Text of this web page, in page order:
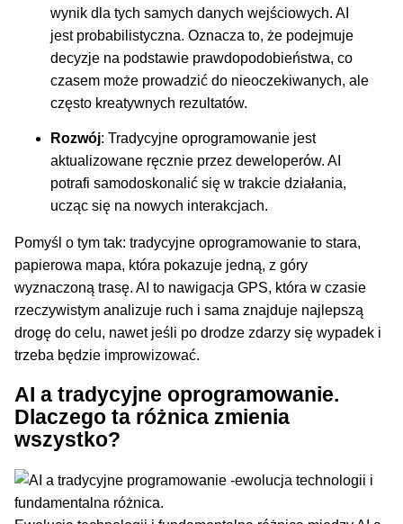
wynik dla tych samych danych wejściowych. AI
jest probabilistyczna. Oznacza to, że podejmuje
decyzje na podstawie prawdopodobieństwa, co
czasem może prowadzić do nieoczekiwanych, ale
często kreatywnych rezultatów.
Rozwój: Tradycyjne oprogramowanie jest
aktualizowane ręcznie przez deweloperów. AI
potrafi samodoskonalić się w trakcie działania,
ucząc się na nowych interakcjach.
Pomyśl o tym tak: tradycyjne oprogramowanie to stara,
papierowa mapa, która pokazuje jedną, z góry
wyznaczoną trasę. AI to nawigacja GPS, która w czasie
rzeczywistym analizuje ruch i sama znajduje najlepszą
drogę do celu, nawet jeśli po drodze zdarzy się wypadek i
trzeba będzie improwizować.
AI a tradycyjne oprogramowanie.
Dlaczego ta różnica zmienia
wszystko?